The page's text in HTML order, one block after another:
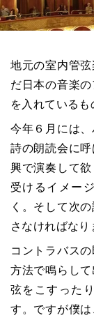
地元の室内管
だ日本の音楽
を入れているも
今年６月には
詩の朗読会に
興で演奏して
受けるイメー
く。そして次
さなければなり
コントラバス
方法で鳴らし
弦をこすった
す。ですが僕